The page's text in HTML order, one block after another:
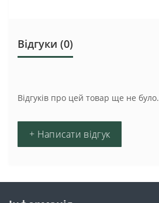
Відгуки (0)
Відгуків про цей товар ще не було.
+ Написати відгук